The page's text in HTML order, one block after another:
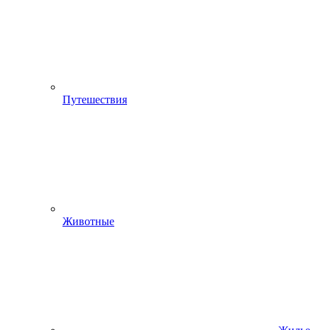
Путешествия
Животные